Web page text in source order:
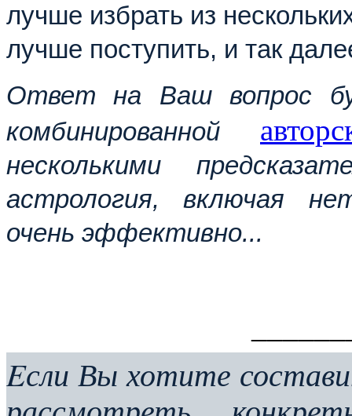
лучше избрать из
лучше поступить, и так
Ответ на Ваш вопрос
комбинированной
несколькими
астрология, включая
очень эффективно...
Eсли Вы хотите